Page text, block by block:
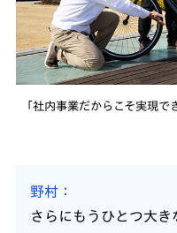
「社内事業だからこそ実現
野村
さらにもうひとつ大